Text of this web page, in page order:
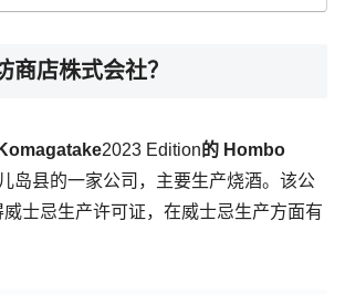
商店株式会社？
2023 Edition的 Hombo
岛县的一家公司，主要生产烧酒。该公
士忌生产许可证，在威士忌生产方面有